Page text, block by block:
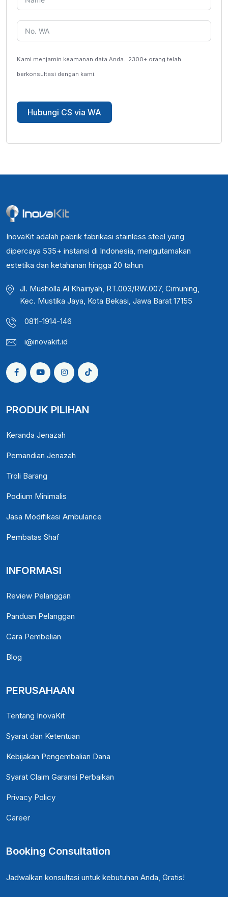
Kami menjamin keamanan data Anda. 2300+ orang telah
berkonsultasi dengan kami.
Hubungi CS via WA
InovaKit adalah pabrik fabrikasi stainless steel yang
dipercaya 535+ instansi di Indonesia, mengutamakan
estetika dan ketahanan hingga 20 tahun
Jl. Musholla Al Khairiyah, RT.003/RW.007, Cimuning,
Kec. Mustika Jaya, Kota Bekasi, Jawa Barat 17155
0811-1914-146
i@inovakit.id
PRODUK PILIHAN
Keranda Jenazah
Pemandian Jenazah
Troli Barang
Podium Minimalis
Jasa Modifikasi Ambulance
Pembatas Shaf
INFORMASI
Review Pelanggan
Panduan Pelanggan
Cara Pembelian
Blog
PERUSAHAAN
Tentang InovaKit
Syarat dan Ketentuan
Kebijakan Pengembalian Dana
Syarat Claim Garansi Perbaikan
Privacy Policy
Career
Booking Consultation
Jadwalkan konsultasi untuk kebutuhan Anda, Gratis!